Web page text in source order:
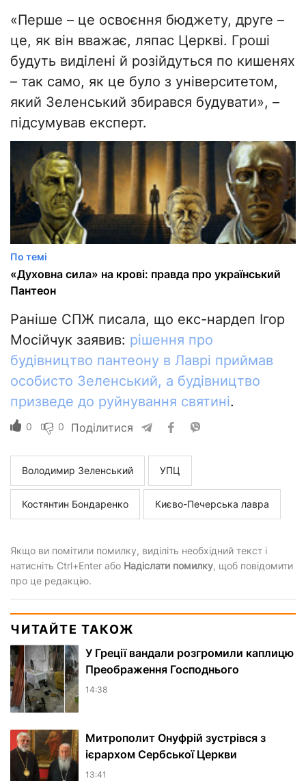
«Перше – це освоєння бюджету, друге –
це, як він вважає, ляпас Церкві. Гроші
будуть виділені й розійдуться по кишенях
– так само, як це було з університетом,
який Зеленський збирався будувати», –
підсумував експерт.
По темі
«Духовна сила» на крові: правда про український
Пантеон
Раніше СПЖ писала, що екс-нардеп Ігор
Мосійчук заявив: рішення про
будівництво пантеону в Лаврі приймав
особисто Зеленський, а будівництво
призведе до руйнування святині.
0 0 Поділитися
Володимир Зеленський УПЦ
Костянтин Бондаренко Києво-Печерська лавра
Якщо ви помітили помилку, виділіть необхідний текст і
натисніть Ctrl+Enter або Надіслати помилку, щоб повідомити
про це редакцію.
ЧИТАЙТЕ ТАКОЖ
У Греції вандали розгромили каплицю
Преображення Господнього
14:38
Митрополит Онуфрій зустрівся з
ієрархом Сербської Церкви
13:41